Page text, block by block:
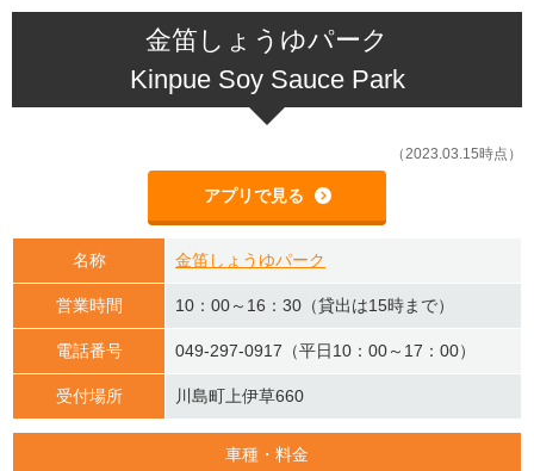
金笛しょうゆパーク
Kinpue Soy Sauce Park
（2023.03.15時点）
アプリで見る
名称 金笛しょうゆパーク
営業時間 10：00～16：30（貸出は15時まで）
電話番号 049-297-0917（平日10：00～17：00）
受付場所 川島町上伊草660
車種・料金